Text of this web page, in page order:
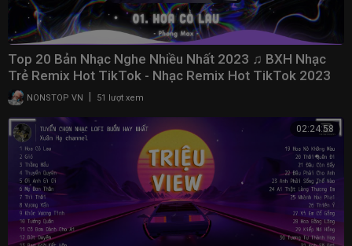
Top 20 Bản Nhạc Nghe Nhiều Nhất 2023 ♫ BXH Nhạc
Trẻ Remix Hot TikTok - Nhạc Remix Hot TikTok 2023
NONSTOP VN 51 lượt xem
02:24:58